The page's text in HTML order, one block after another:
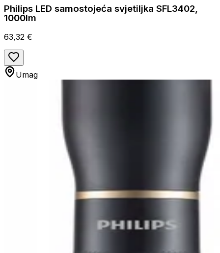
Philips LED samostojeća svjetiljka SFL3402,
1000lm
63,32 €
Umag